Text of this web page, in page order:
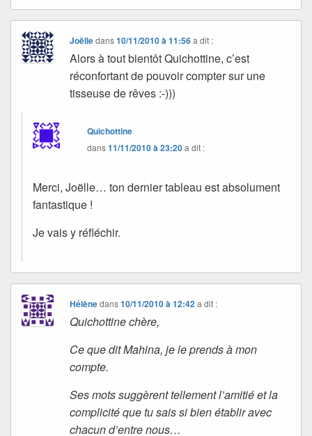
Joëlledans10/11/2010 à 11:56 a dit :
Alors à tout bientôt Quichottine, c’est
réconfortant de pouvoir compter sur une
tisseuse de rêves :-)))
Quichottine
dans11/11/2010 à 23:20a dit :
Merci, Joëlle… ton dernier tableau est absolument
fantastique !
Je vais y réfléchir.
Hélènedans10/11/2010 à 12:42 a dit :
Quichottine chère,
Ce que dit Mahina, je le prends à mon
compte.
Ses mots suggèrent tellement l’amitié et la
complicité que tu sais si bien établir avec
chacun d’entre nous…